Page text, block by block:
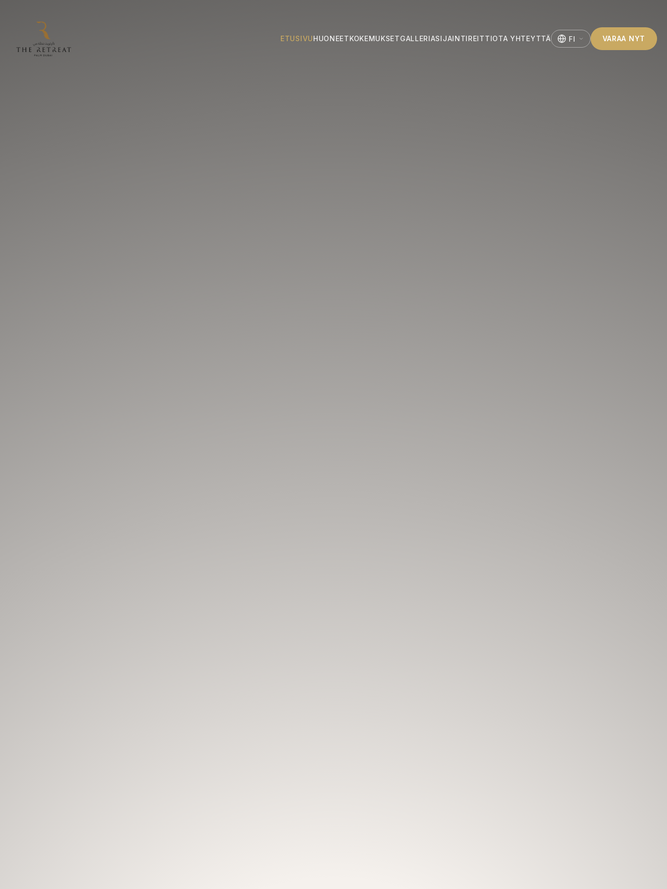
ETUSIVUHUONEETKOKEMUKSETGALLERIASIJAINTIREITTIOTA YHTEYTTÄ FI VARAA NYT